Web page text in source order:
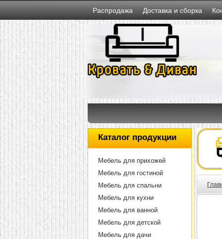
Распродажа Доставка и сборка
Каталог продукции
Мебель для прихожей
Мебель для гостиной
Мебель для спальни
Мебель для кухни
Мебель для ванной
Мебель для детской
Мебель для дачи